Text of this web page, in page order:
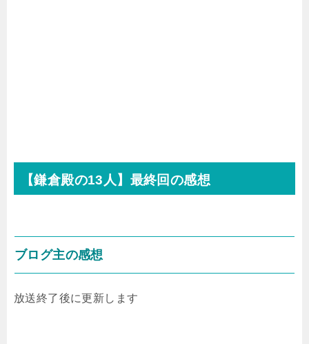
【鎌倉殿の13 人】最終回の感想
ブログ主の感想
放送終了後に更新します